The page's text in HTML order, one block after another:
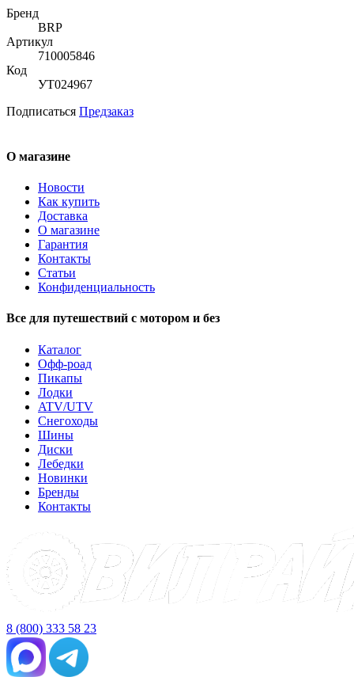
Бренд
BRP
Артикул
710005846
Код
УТ024967
Подписаться Предзаказ
О магазине
Новости
Как купить
Доставка
О магазине
Гарантия
Контакты
Статьи
Конфиденциальность
Все для путешествий с мотором и без
Каталог
Офф-роад
Пикапы
Лодки
ATV/UTV
Снегоходы
Шины
Диски
Лебедки
Новинки
Бренды
Контакты
8 (800) 333 58 23